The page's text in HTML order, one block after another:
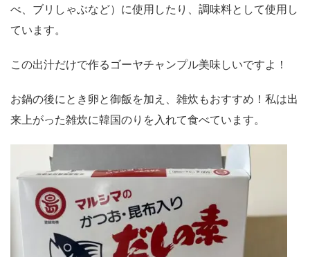
べ、ブリしゃぶなど）に使用したり、調味料として使用し
ています。
この出汁だけで作るゴーヤチャンプル美味しいですよ！
お鍋の後にとき卵と御飯を加え、雑炊もおすすめ！私は出
来上がった雑炊に韓国のりを入れて食べています。